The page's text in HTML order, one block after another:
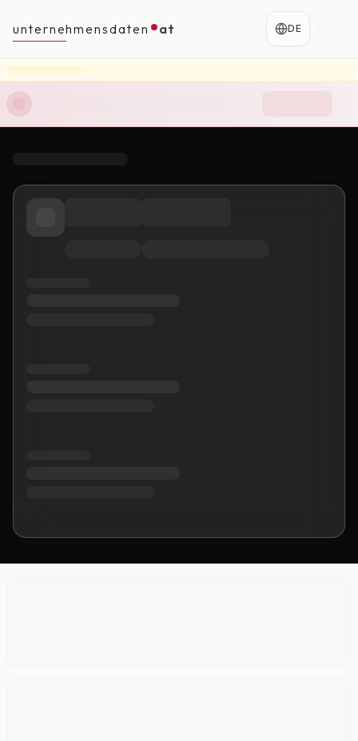
unternehmensdaten at DE